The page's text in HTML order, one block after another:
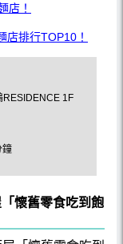
店！
排行TOP10！
RESIDENCE 1F
鐘
懷舊零食吃到飽